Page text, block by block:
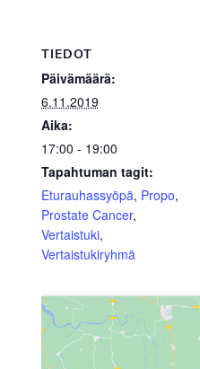
TIEDOT
Päivämäärä:
6.11.2019
Aika:
17:00 - 19:00
Tapahtuman tagit:
Eturauhassyöpä, Propo,
Prostate Cancer,
Vertaistuki,
Vertaistukiryhmä